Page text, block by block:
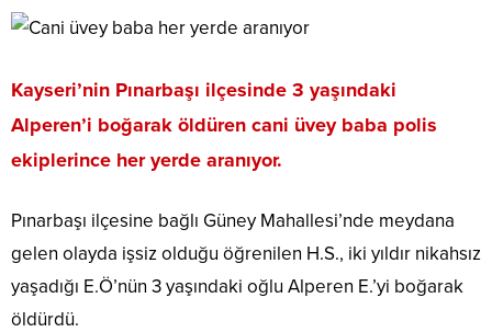
Kayseri’nin Pınarbaşı ilçesinde 3 yaşındaki
Alperen’i boğarak öldüren cani üvey baba polis
ekiplerince her yerde aranıyor.
Pınarbaşı ilçesine bağlı Güney Mahallesi’nde meydana
gelen olayda işsiz olduğu öğrenilen H.S., iki yıldır nikahsız
yaşadığı E.Ö’nün 3 yaşındaki oğlu Alperen E.’yi boğarak
öldürdü.